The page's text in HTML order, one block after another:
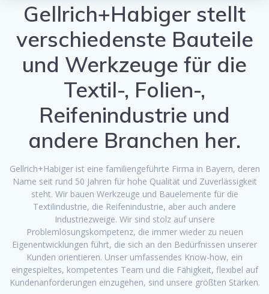
Gellrich+Habiger stellt
verschiedenste Bauteile
und Werkzeuge für die
Textil-, Folien-,
Reifenindustrie und
andere Branchen her.
Gellrich+Habiger ist eine familiengeführte Firma in Bayern, deren
Name seit rund 50 Jahren für hohe Qualität und Zuverlässigkeit
steht. Wir bauen Werkzeuge und Bauelemente für die
Textilindustrie, die Reifenindustrie, aber auch andere
Industriezweige. Wir sind stolz auf unsere
Problemlösungskompetenz, die immer wieder zu neuen
Eigenentwicklungen führt, die sich an den Bedürfnissen unserer
Kunden orientieren. Unser umfassendes Know-how, ein
eingespieltes, kompetentes Team und die Fähigkeit, flexibel auf
Kundenanforderungen einzugehen, sind unsere größten Stärken.